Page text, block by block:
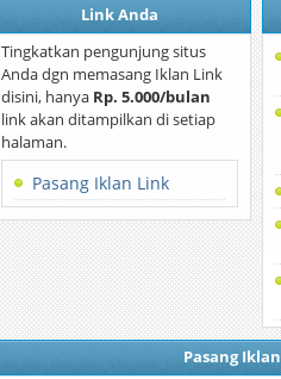
Link Anda
Tingkatkan pengunjung situs
Anda dgn memasang Iklan Link
disini, hanya Rp. 5.000/bulan
link akan ditampilkan di setiap
halaman.
Pasang Iklan Link
Pasang